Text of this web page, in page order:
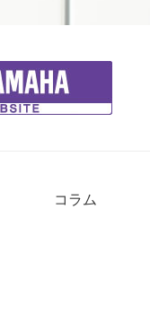
コラム